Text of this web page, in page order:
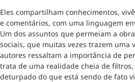
Eles compartilham conhecimentos,
e comentários, com uma linguagem
Um dos assuntos que permeiam a
sociais, que muitas vezes trazem uma
autores ressaltam a importância de
trata de uma realidade cheia de
deturpado do que está sendo de fato